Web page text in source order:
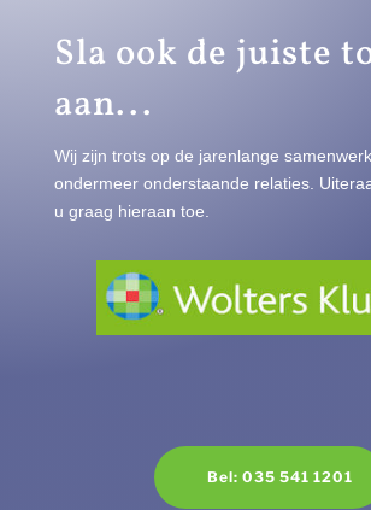
Sla ook de juiste
aan...
Wij zijn trots op de jarenlange
ondermeer onderstaande relaties.
u graag hieraan toe.
Bel: 035 541 1201